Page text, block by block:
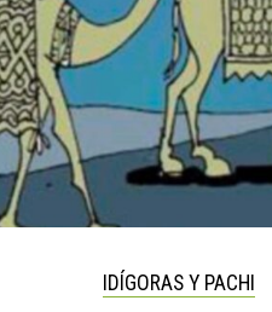
IDÍGORAS Y PACHI